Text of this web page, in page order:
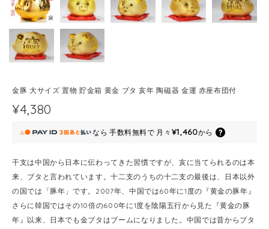
金豚 大サイズ 置物 貯金箱 黄金 ブタ 亥年 陶磁器 金運 赤座布団付
¥4,380
なら 手数料無料で 月々 ¥1,460から
干支は中国から日本に伝わってきた習慣ですが、亥に当てられるのは本
来、ブタと言われています。十二支のうちの十二支の最後は、日本以外
の国では「豚年」です。2007年、中国では60年に1度の『黄金の豚年』
さらに韓国ではその10倍の600年に1度を陰陽五行から見た『黄金の豚
年』以来、日本でも金ブタはブームになりました。中国では昔からブタ